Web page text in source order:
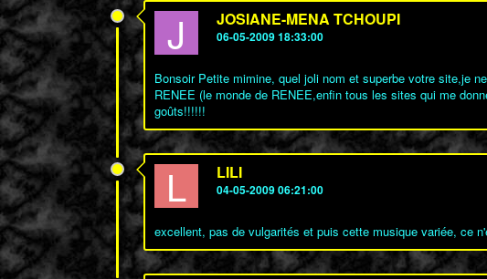
J JOSIANE-MENA TCHOUPI
06-05-2009 18:33:00
Bonsoir Petite mimine, quel joli nom et superbe votre site,je
RENEE (le monde de RENEE,enfin tous les sites qui me
goûts!!!!!!
L LILI
04-05-2009 06:21:00
excellent, pas de vulgarités et puis cette musique variée, ce